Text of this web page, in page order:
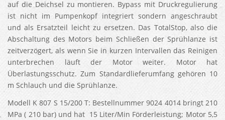
auf die Deichsel zu montieren. Bypass mit Druckregulierung
ist nicht im Pumpenkopf integriert sondern angeschraubt
und als Ersatzteil leicht zu ersetzen. Das TotalStop, also die
Abschaltung des Motors beim Schließen der Sprühlanze ist
zeitverzögert, als wenn Sie in kurzen Intervallen das Reinigen
unterbrechen läuft der Motor weiter. Motor hat
Überlastungsschutz. Zum Standardlieferumfang gehören 10
m Schlauch und die Sprühlanze.
Modell K 807 S 15/200 T: Bestellnummer 9024 4014 bringt 210
MPa ( 210 bar) und hat 15 Liter/Min Förderleistung; Motor 5,5